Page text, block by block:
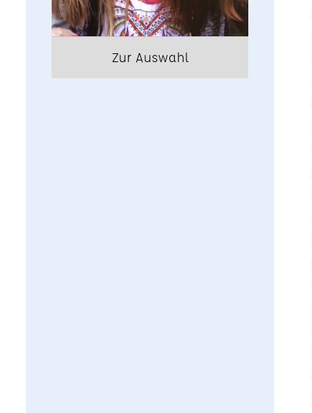
Zur Auswahl